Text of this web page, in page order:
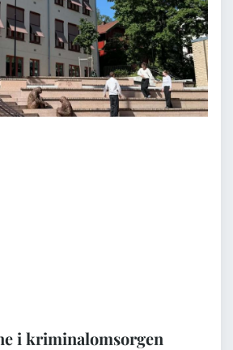
i kriminalomsorgen